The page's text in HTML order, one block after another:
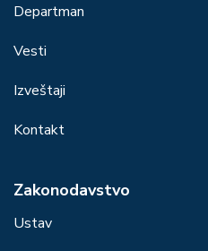
Departman
Vesti
Izveštaji
Kontakt
Zakonodavstvo
Ustav